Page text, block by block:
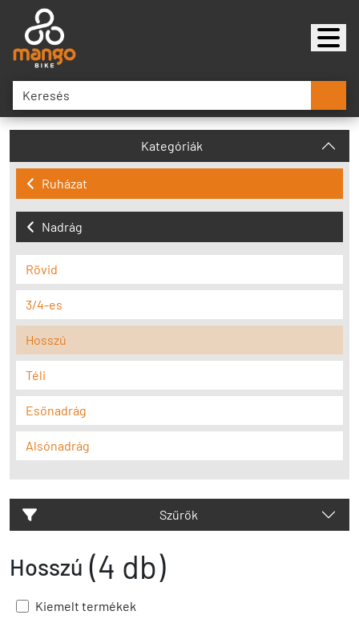
Kategóriák
Ruházat
Nadrág
Rövid
3/4-es
Hosszú
Téli
Esőnadrág
Alsónadrág
Szűrők
Hosszú (4 db)
Kiemelt termékek